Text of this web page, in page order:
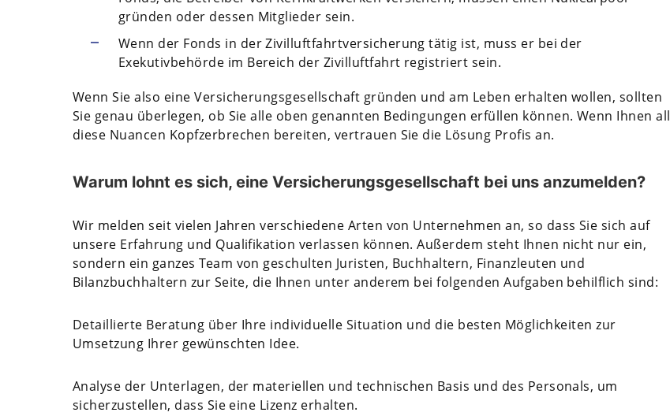
gründen oder dessen Mitglieder sein.
Wenn der Fonds in der Zivilluftfahrtversicherung tätig ist, muss er bei der
Exekutivbehörde im Bereich der Zivilluftfahrt registriert sein.
Wenn Sie also eine Versicherungsgesellschaft gründen und am Leben erhalten wollen, sollten
Sie genau überlegen, ob Sie alle oben genannten Bedingungen erfüllen können. Wenn Ihnen all
diese Nuancen Kopfzerbrechen bereiten, vertrauen Sie die Lösung Profis an.
Warum lohnt es sich, eine Versicherungsgesellschaft bei uns anzumelden?
Wir melden seit vielen Jahren verschiedene Arten von Unternehmen an, so dass Sie sich auf
unsere Erfahrung und Qualifikation verlassen können. Außerdem steht Ihnen nicht nur ein,
sondern ein ganzes Team von geschulten Juristen, Buchhaltern, Finanzleuten und
Bilanzbuchhaltern zur Seite, die Ihnen unter anderem bei folgenden Aufgaben behilflich sind:
Detaillierte Beratung über Ihre individuelle Situation und die besten Möglichkeiten zur
Umsetzung Ihrer gewünschten Idee.
Analyse der Unterlagen, der materiellen und technischen Basis und des Personals, um
sicherzustellen, dass Sie eine Lizenz erhalten.